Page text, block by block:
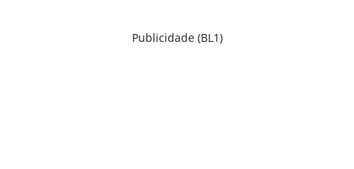
Publicidade (BL1)